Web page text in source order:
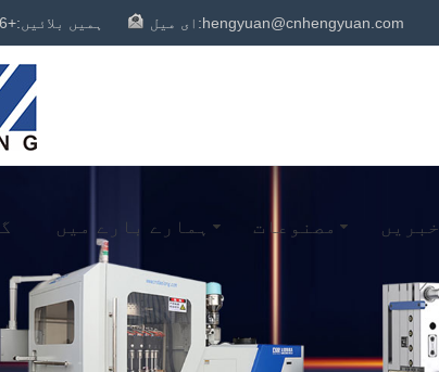
ہمیں بلائیں:+86-13326067319 ای میل:hengyuan@cnhengyuan.com
ہمارے بارے میں مصنوعات خبریں